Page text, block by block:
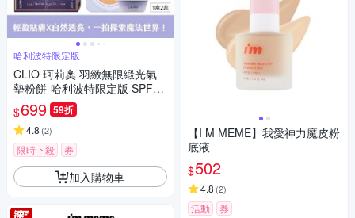
哈利波特限定版
CLIO 珂莉奧 羽緻無限緞光氣
墊粉餅-哈利波特限定版 SPF50
+, PA+++
$699 59折
4.8 (2)
限時下殺 券
加入購物車
【I M MEME】我愛神力魔皮粉
底液
$502
4.8 (2)
活動 券